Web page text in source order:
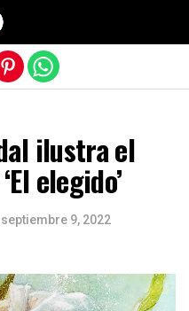
ilustra el
elegido’
septiembre 9, 2022
móvil